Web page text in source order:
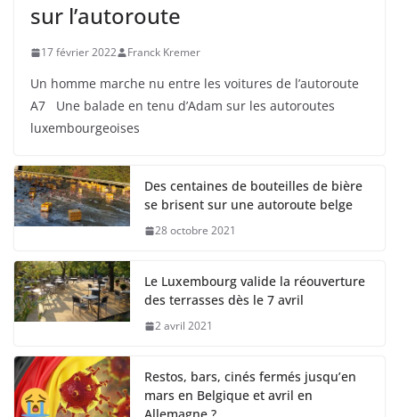
sur l’autoroute
17 février 2022 Franck Kremer
Un homme marche nu entre les voitures de l’autoroute
A7 Une balade en tenu d’Adam sur les autoroutes
luxembourgeoises
Des centaines de bouteilles de bière
se brisent sur une autoroute belge
28 octobre 2021
Le Luxembourg valide la réouverture
des terrasses dès le 7 avril
2 avril 2021
Restos, bars, cinés fermés jusqu’en
mars en Belgique et avril en